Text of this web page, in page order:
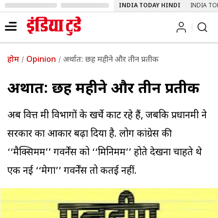
INDIA TODAY HINDI INDIA
होम Opinion अर्थात: छह महीने और तीन प्रतीक
अर्थात: छह महीने और तीन प्रतीक
अब वित्त मंत्री विभागों के खर्चे काट रहे हैं, जबकि प्रधानमंत्री ने
सरकार का आकार बढ़ा दिया है. लोग कांग्रेस की
‘‘मैक्सिमम’’ गवर्नेंस को ‘‘मिनिमम’’ होते देखना चाहते थे
एक नई ‘‘मेगा’’ गवर्नेंस तो कतई नहीं.